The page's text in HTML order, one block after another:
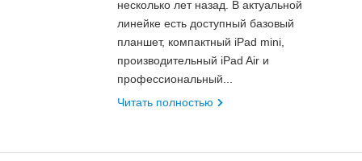
несколько лет назад. В актуальной
линейке есть доступный базовый
планшет, компактный iPad mini,
производительный iPad Air и
профессиональный...
Читать полностью